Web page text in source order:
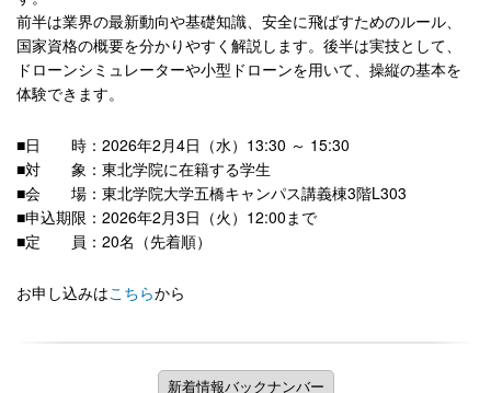
前半は業界の最新動向や基礎知識、安全に飛ばすためのルール、
国家資格の概要を分かりやすく解説します。後半は実技として、
ドローンシミュレーターや小型ドローンを用いて、操縦の基本を
体験できます。
■日 時： 2026年2 月4日（水） 13:30 ～ 15:30
■対 象：東北学院に在籍する学生
■会 場：東北学院大学五橋キャンパス講義棟3階L303
■申込期限： 2026年2 月3日（火） 12:00 まで
■定 員： 20名（先着順）
お申し込みはこちらから